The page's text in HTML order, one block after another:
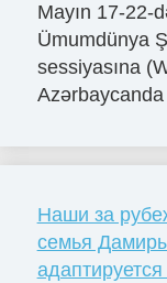
Mayın 17-22-
Ümumdünya
sessiyasına
Наши за
семья